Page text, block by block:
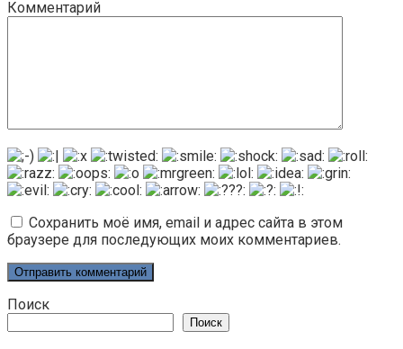
Комментарий
Сохранить моё имя, email и адрес сайта в этом
браузере для последующих моих комментариев.
Поиск
Поиск